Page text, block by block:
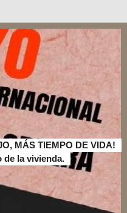
MÁS TIEMPO DE VIDA!
de la vivienda.